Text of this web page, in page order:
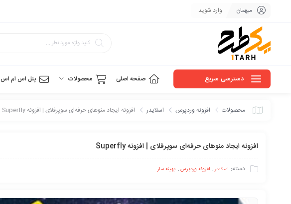
میهمان وارد شوید
دسترسی سریع صفحه اصلی محصولات پنل اس ام اس
محصولات افزونه وردپرس اسلایدر افزونه ایجاد منوهای حرفه‌ای سوپرفلای | افزونه Superfly
افزونه ایجاد منوهای حرفه‌ای سوپرفلای | افزونه Superfly
دسته: اسلایدر, افزونه وردپرس, بهینه ساز